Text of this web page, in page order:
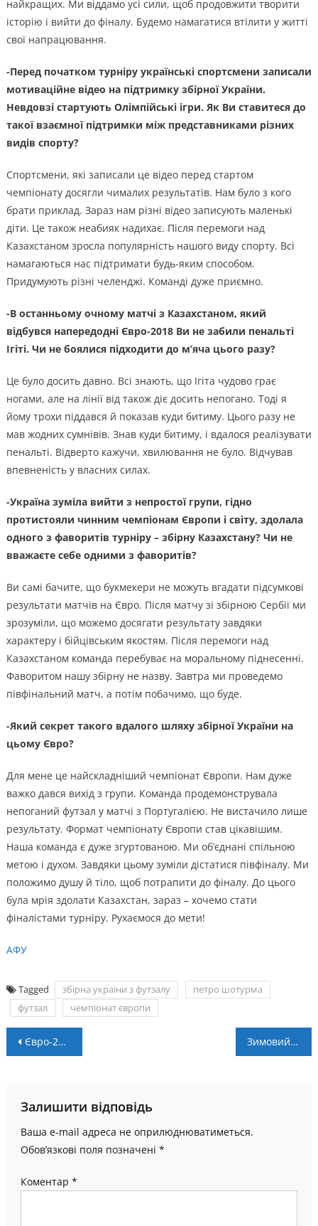
найкращих. Ми віддамо усі сили, щоб продовжити творити
історію і вийти до фіналу. Будемо намагатися втілити у житті
свої напрацювання.
-Перед початком турніру українські спортсмени записали
мотиваційне відео на підтримку збірної України.
Невдовзі стартують Олімпійські ігри. Як Ви ставитеся до
такої взаємної підтримки між представниками різних
видів спорту?
Спортсмени, які записали це відео перед стартом
чемпіонату досягли чималих результатів. Нам було з кого
брати приклад. Зараз нам різні відео записують маленькі
діти. Це також неабияк надихає. Після перемоги над
Казахстаном зросла популярність нашого виду спорту. Всі
намагаються нас підтримати будь-яким способом.
Придумують різні челенджі. Команді дуже приємно.
-В останньому очному матчі з Казахстаном, який
відбувся напередодні Євро-2018 Ви не забили пенальті
Ігіті. Чи не боялися підходити до м’яча цього разу?
Це було досить давно. Всі знають, що Ігіта чудово грає
ногами, але на лінії від також діє досить непогано. Тоді я
йому трохи піддався й показав куди битиму. Цього разу не
мав жодних сумнівів. Знав куди битиму, і вдалося реалізувати
пенальті. Відверто кажучи, хвилювання не було. Відчував
впевненість у власних силах.
-Україна зуміла вийти з непростої групи, гідно
протистояли чинним чемпіонам Європи і світу, здолала
одного з фаворитів турніру – збірну Казахстану? Чи не
вважаєте себе одними з фаворитів?
Ви самі бачите, що букмекери не можуть вгадати підсумкові
результати матчів на Євро. Після матчу зі збірною Сербії ми
зрозуміли, що можемо досягати результату завдяки
характеру і бійцівським якостям. Після перемоги над
Казахстаном команда перебуває на моральному піднесенні.
Фаворитом нашу збірну не назву. Завтра ми проведемо
півфінальний матч, а потім побачимо, що буде.
-Який секрет такого вдалого шляху збірної України на
цьому Євро?
Для мене це найскладніший чемпіонат Європи. Нам дуже
важко дався вихід з групи. Команда продемонструвала
непоганий футзал у матчі з Португалією. Не вистачило лише
результату. Формат чемпіонату Європи став цікавішим.
Наша команда є дуже згуртованою. Ми об’єднані спільною
метою і духом. Завдяки цьому зуміли дістатися півфіналу. Ми
положимо душу й тіло, щоб потрапити до фіналу. До цього
була мрія здолати Казахстан, зараз – хочемо стати
фіналістами турніру. Рухаємося до мети!
АФУ
Tagged збірна україни з футзалу
петро шотурма
футзал
чемпіонат європи
Навігація
Євро-2022. Чому Україна може обіграти Росію? Зимовий кубок ДЮФЛУ-2022. Гравці ФА Прикарпаття поборяться у 2-му етапі турніру
Залишити відповідь
Ваша e-mail адреса не оприлюднюватиметься.
Обов’язкові поля позначені *
Коментар *